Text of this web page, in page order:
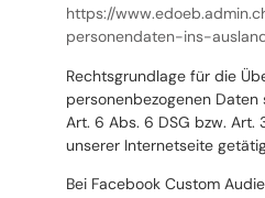
https://
personendaten-ins-
Rechtsgrundlage für die
personenbezogenen Daten
Art. 6 Abs. 6 DSG bzw. Art.
unserer Internetseite
Bei Facebook Custom